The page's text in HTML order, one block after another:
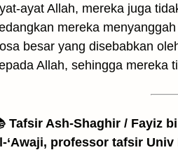
ayat Allah, mereka juga
mereka
besar yang disebabkan
Allah, sehingga mereka
Tafsir Ash-Shaghir / Fayiz
‘Awaji, professor tafsir Univ